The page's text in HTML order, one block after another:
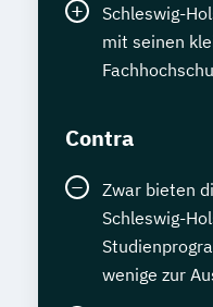
Schleswig-
mit seinen
Contra
Zwar bieten
Schleswig-
wenige zur